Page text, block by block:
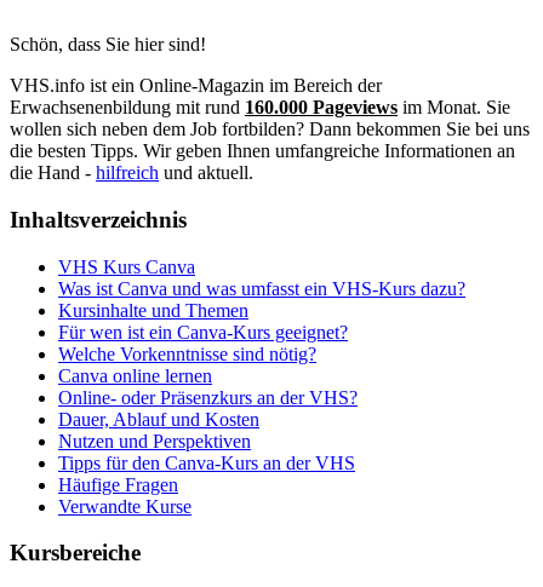
Schön, dass Sie hier sind!
VHS.info ist ein Online-Magazin im Bereich der
Erwachsenenbildung mit rund 160.000 Pageviews im Monat. Sie
wollen sich neben dem Job fortbilden? Dann bekommen Sie bei uns
die besten Tipps. Wir geben Ihnen umfangreiche Informationen an
die Hand - hilfreich und aktuell.
Inhaltsverzeichnis
VHS Kurs Canva
Was ist Canva und was umfasst ein VHS-Kurs dazu?
Kursinhalte und Themen
Für wen ist ein Canva-Kurs geeignet?
Welche Vorkenntnisse sind nötig?
Canva online lernen
Online- oder Präsenzkurs an der VHS?
Dauer, Ablauf und Kosten
Nutzen und Perspektiven
Tipps für den Canva-Kurs an der VHS
Häufige Fragen
Verwandte Kurse
Kursbereiche